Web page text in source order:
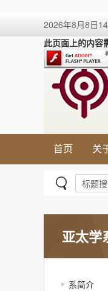
2026年8月8日
此页面上的内容
首页 关
亚太学
系简介